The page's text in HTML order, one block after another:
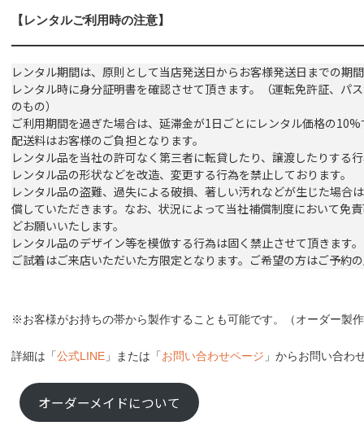
【レンタルご利用時の注意】
レンタル期間は、原則として当店発送日からお客様発送日までの期
レンタル時に身分証明書を確認させて頂きます。（運転免許証、パ
のもの）
ご利用期間を過ぎた場合は、延滞金が1日ごとにレンタル価格の
配送料はお客様のご負担となります。
レンタル品を当社の許可なく第三者に転貸したり、譲渡したりする
レンタル品の形状などを改造、変更する行為を禁止しております。
レンタル品の盗難、過失による破損、著しい汚れなどが生じた場合
償していただきます。なお、状況によって当社補償制度において免
どお願いいたします。
レンタル品のデザイン等を模倣する行為は固く禁止させて頂きます。
ご試着はご来店いただいた方限定となります。ご希望の方はご予約
※お客様がお持ちの帯から製作することも可能です。（オーダー製
詳細は「公式LINE 」または「お問い合わせページ 」からお問い合わ
オーダーメイドについて